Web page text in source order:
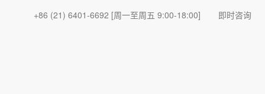
+86 (21) 6401-6692 [周一至周五 9:00-18:00] 即时咨询